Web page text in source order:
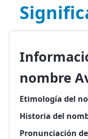
nombre
Etimología del
Historia del
Pronunciación